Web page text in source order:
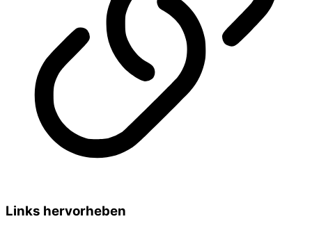
Links hervorheben